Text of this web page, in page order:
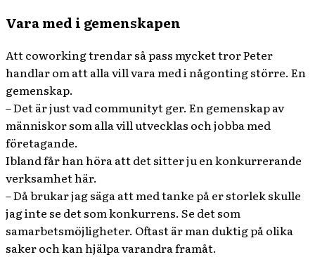
Vara med i gemenskapen
Att coworking trendar så pass mycket tror Peter
handlar om att alla vill vara med i någonting större. En
gemenskap.
– Det är just vad communityt ger. En gemenskap av
människor som alla vill utvecklas och jobba med
företagande.
Ibland får han höra att det sitter ju en konkurrerande
verksamhet här.
– Då brukar jag säga att med tanke på er storlek skulle
jag inte se det som konkurrens. Se det som
samarbetsmöjligheter. Oftast är man duktig på olika
saker och kan hjälpa varandra framåt.